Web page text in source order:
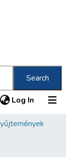
Search
Log In (current)